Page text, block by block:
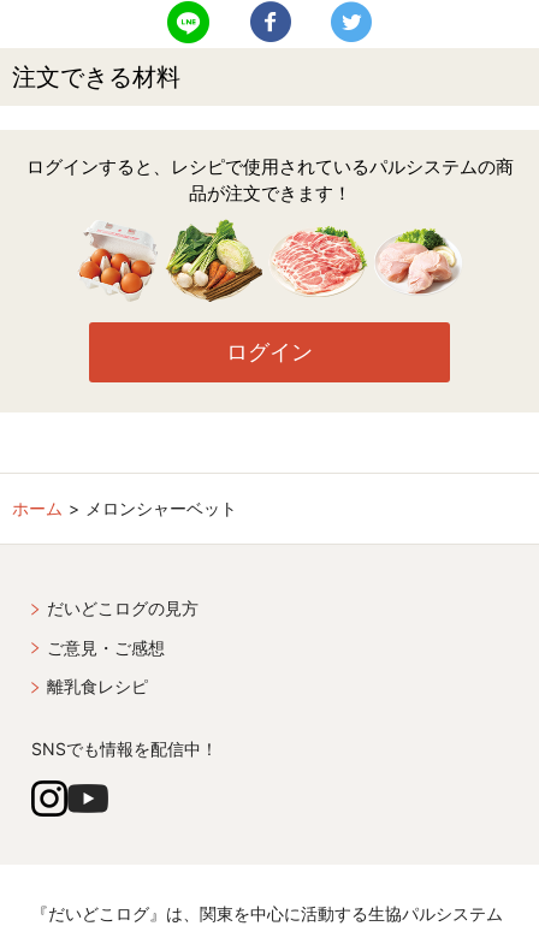
LINEで送る Facebookでシェアする
注文できる材料
ログインすると、レシピで使用されているパルシステムの商
品が注文できます！
ログイン
ホーム メロンシャーベット
だいどこログの見方
ご意見・ご感想
離乳食レシピ
SNSでも情報を配信中！
『だいどこログ』は、関東を中心に活動する生協パルシステム